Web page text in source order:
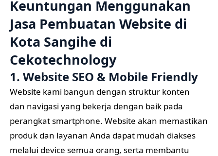
Keuntungan Menggunakan
Jasa Pembuatan Website di
Kota Sangihe di
Cekotechnology
1. Website SEO & Mobile Friendly
Website kami bangun dengan struktur konten
dan navigasi yang bekerja dengan baik pada
perangkat smartphone. Website akan memastikan
produk dan layanan Anda dapat mudah diakses
melalui device semua orang, serta membantu